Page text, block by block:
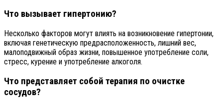
Что вызывает гипертонию?
Несколько факторов могут влиять на возникновение гипертонии,
включая генетическую предрасположенность, лишний вес,
малоподвижный образ жизни, повышенное употребление соли,
стресс, курение и употребление алкоголя.
Что представляет собой терапия по очистке
сосудов?